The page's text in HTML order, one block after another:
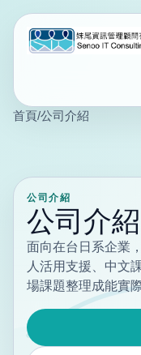
首頁/公司介紹
公司介紹
公司介紹
面向在台日系企業
人活用支援、中文
場課題整理成能實